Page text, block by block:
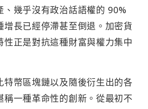
、幾乎沒有政治話語權的 90%
增長已經停滯甚至倒退。加密貨
性正是對抗這種財富與權力集中
特幣區塊鏈以及隨後衍生出的各
稱一種革命性的創新。從最初不